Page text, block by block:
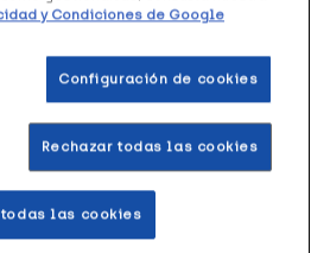
similares
+45
y Condiciones de Google
Configuración de cookies
Rechazar todas las cookies
las cookies